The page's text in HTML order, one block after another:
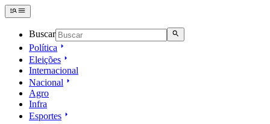
Buscar
Política
Eleições
Internacional
Nacional
Agro
Infra
Esportes